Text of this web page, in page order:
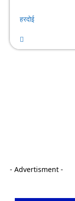
हरदोई
- Advertisment -